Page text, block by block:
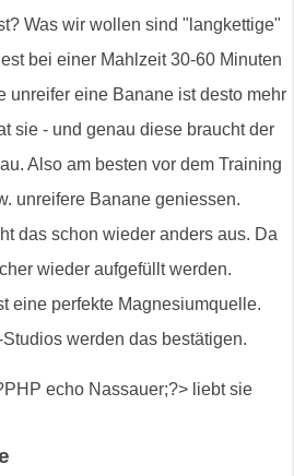
Was wir wollen sind "langkettige"
bei einer Mahlzeit 30-60 Minuten
unreifer eine Banane ist desto mehr
sie - und genau diese braucht der
Also am besten vor dem Training
unreifere Banane geniessen.
das schon wieder anders aus. Da
wieder aufgefüllt werden.
eine perfekte Magnesiumquelle.
werden das bestätigen.